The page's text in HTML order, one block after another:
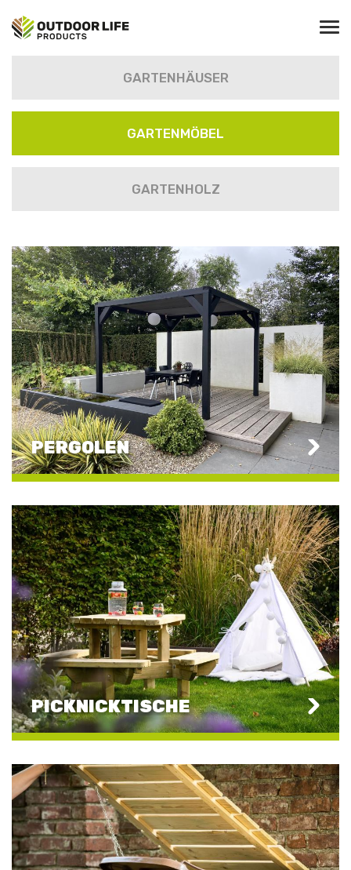
GARTENHÄUSER
GARTENMÖBEL
GARTENHOLZ
PERGOLEN
PICKNICKTISCHE